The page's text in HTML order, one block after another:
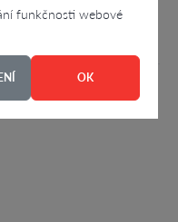
funkčnosti webové
OK